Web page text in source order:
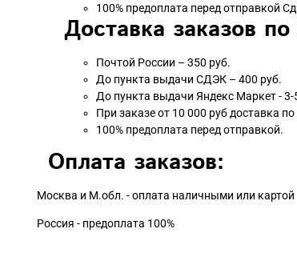
100% предоплата перед отправкой
Доставка заказов
Почтой России – 350 руб.
До пункта выдачи СДЭК – 400 руб.
До пункта выдачи Яндекс Маркет - 3-
При заказе от 10 000 руб доставка
100% предоплата перед отправкой.
Оплата заказов:
Москва и М.обл. - оплата наличными или
Россия - предоплата 100%